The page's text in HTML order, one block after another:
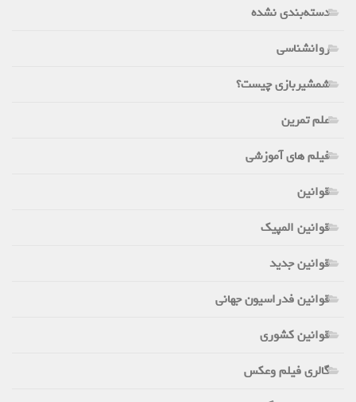
دسته‌بندی نشده
روانشناسی
شمشیربازی چیست؟
علم تمرین
فیلم های آموزشی
قوانین
قوانین المپیک
قوانین جدید
قوانین فدراسیون جهانی
قوانین کشوری
گالری فیلم وعکس